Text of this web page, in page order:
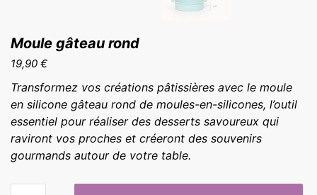
Moule gâteau rond
19,90 €
Transformez vos créations pâtissières avec le moule
en silicone gâteau rond de moules-en-silicones, l’outil
essentiel pour réaliser des desserts savoureux qui
raviront vos proches et créeront des souvenirs
gourmands autour de votre table.